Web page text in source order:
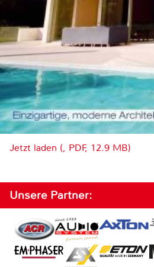
Jetzt laden (, PDF, 12.9 MB)
Unsere Partner: